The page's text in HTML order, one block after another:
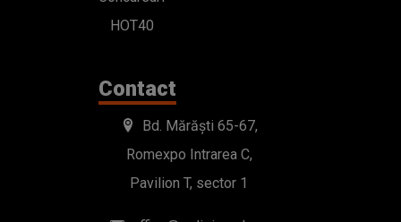
HOT40
Contact
Bd. Mărăști 65-67,
Romexpo Intrarea C,
Pavilion T, sector 1